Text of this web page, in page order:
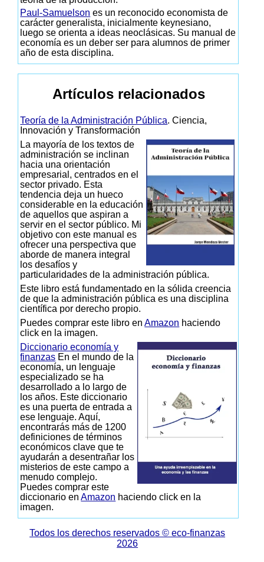
Paul-Samuelson es un reconocido economista de
carácter generalista, inicialmente keynesiano,
luego se orienta a ideas neoclásicas. Su manual de
economía es un deber ser para alumnos de primer
año de esta disciplina.
Artículos relacionados
Teoría de la Administración Pública. Ciencia,
Innovación y Transformación
La mayoría de los textos de
administración se inclinan
hacia una orientación
empresarial, centrados en el
sector privado. Esta
tendencia deja un hueco
considerable en la educación
de aquellos que aspiran a
servir en el sector público. Mi
objetivo con este manual es
ofrecer una perspectiva que
aborde de manera integral
los desafíos y
particularidades de la administración pública.
Este libro está fundamentado en la sólida creencia
de que la administración pública es una disciplina
científica por derecho propio.
Puedes comprar este libro enAmazon haciendo
click en la imagen.
Diccionario economía y
finanzas En el mundo de la
economía, un lenguaje
especializado se ha
desarrollado a lo largo de
los años. Este diccionario
es una puerta de entrada a
ese lenguaje. Aquí,
encontrarás más de 1200
definiciones de términos
económicos clave que te
ayudarán a desentrañar los
misterios de este campo a
menudo complejo.
Puedes comprar este
diccionario enAmazon haciendo click en la
imagen.
Todos los derechos reservados © eco-finanzas
2026